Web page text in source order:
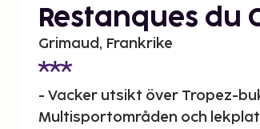
Restanques du
Grimaud, Frankrike
- Vacker utsikt över Tropez-
Multisportområden och